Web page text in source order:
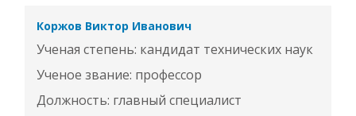
Коржов Виктор Иванович
Ученая степень: кандидат технических наук
Ученое звание: профессор
Должность: главный специалист